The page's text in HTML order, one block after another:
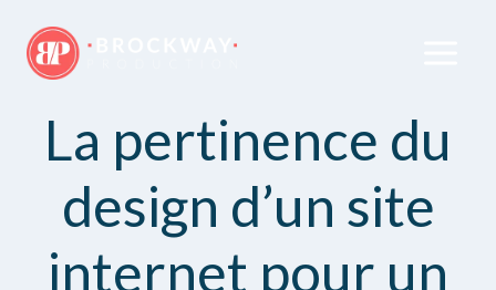
La pertinence du
design d’un site
internet pour un